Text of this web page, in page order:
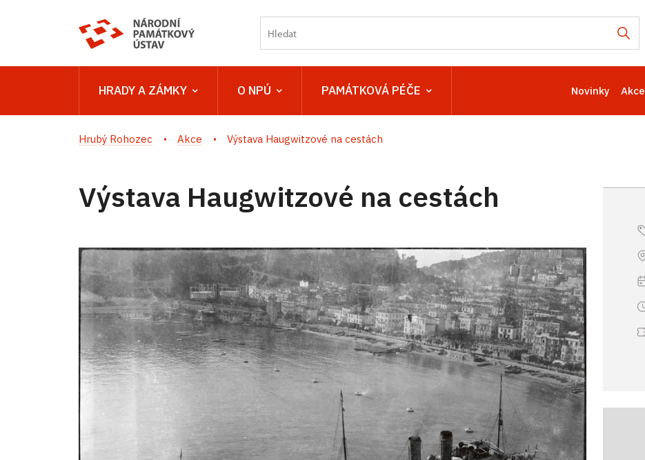
HRADY A ZÁMKY O NPÚ PAMÁTKOVÁ PÉČE Novinky Akce
Hrubý Rohozec Akce Výstava Haugwitzové na cestách
Výstava Haugwitzové na cestách